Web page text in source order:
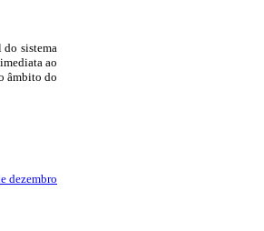
do sistema
ao
âmbito do
dezembro